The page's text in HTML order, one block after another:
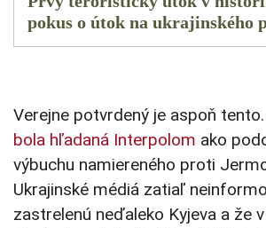
pokus o útok na ukrajinského
Verejne potvrdený je aspoň tento.
bola hľadaná Interpolom ako
výbuchu namiereného proti
Ukrajinské médiá zatiaľ
zastrelenú neďaleko Kyjeva a že